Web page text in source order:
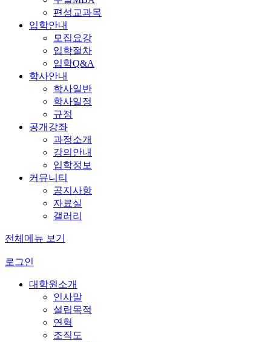
편성교과목
입학안내
모집요강
입학절차
입학Q&A
학사안내
학사일반
학사일정
규정
공개강좌
과정소개
강의안내
입학정보
커뮤니티
공지사항
자료실
갤러리
전체메뉴 보기
로그인
대학원소개
인사말
설립목적
연혁
조직도